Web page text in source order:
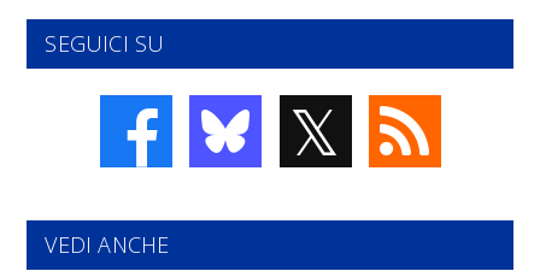
SEGUICI SU
𝕏
VEDI ANCHE